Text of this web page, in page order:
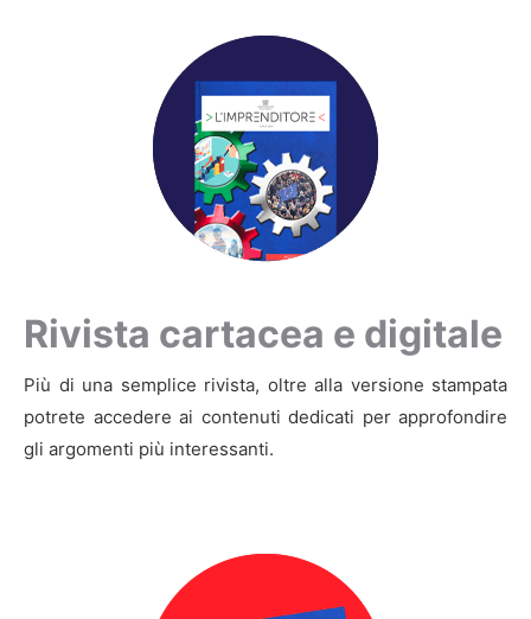
Rivista cartacea e digitale
Più di una semplice rivista, oltre alla versione stampata
potrete accedere ai contenuti dedicati per approfondire
gli argomenti più interessanti.